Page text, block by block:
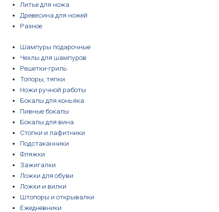
Литье для ножа
Древесина для ножей
Разное
Шампуры подарочные
Чехлы для шампуров
Решетки-гриль
Топоры, тяпки
Ножи ручной работы
Бокалы для коньяка
Пивные бокалы
Бокалы для вина
Стопки и лафитники
Подстаканники
Фляжки
Зажигалки
Ложки для обуви
Ложки и вилки
Штопоры и открывалки
Ежедневники